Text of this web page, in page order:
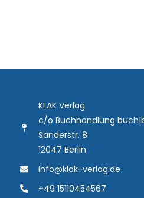
KLAK Verlag
c/o Buchhandlung
Sanderstr. 8
12047 Berlin
info@klak-verlag.de
+49 15110454567